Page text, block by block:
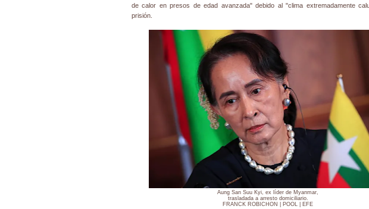
de calor en presos de edad avanzada" debido al "clima extremadamente
prisión.
Aung San Suu Kyi, ex líder de Myanmar,
trasladada a arresto domiciliario.
FRANCK ROBICHON | POOL | EFE